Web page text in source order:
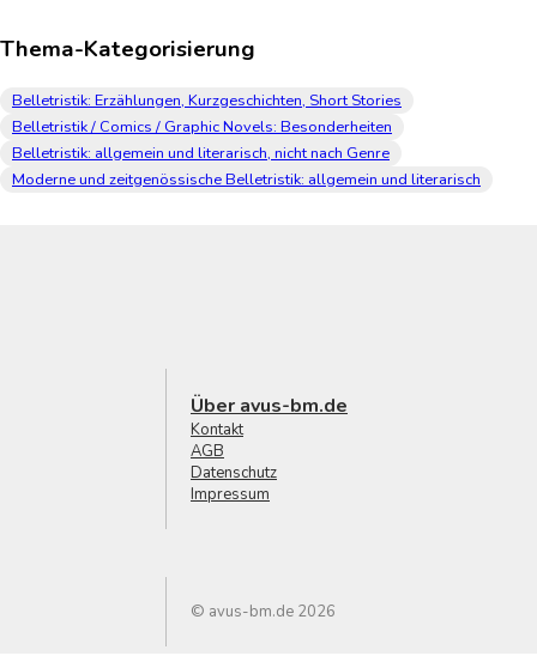
Thema-Kategorisierung
Belletristik: Erzählungen, Kurzgeschichten, Short Stories
Belletristik / Comics / Graphic Novels: Besonderheiten
Belletristik: allgemein und literarisch, nicht nach Genre
Moderne und zeitgenössische Belletristik: allgemein und literarisch
Über avus-bm.de
Kontakt
AGB
Datenschutz
Impressum
© avus-bm.de 2026